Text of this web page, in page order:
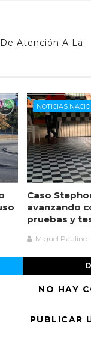
Atención A La
NOTICIAS
Caso
avanzando
pruebas y
Miguel Paulino
NO HAY
PUBLICAR